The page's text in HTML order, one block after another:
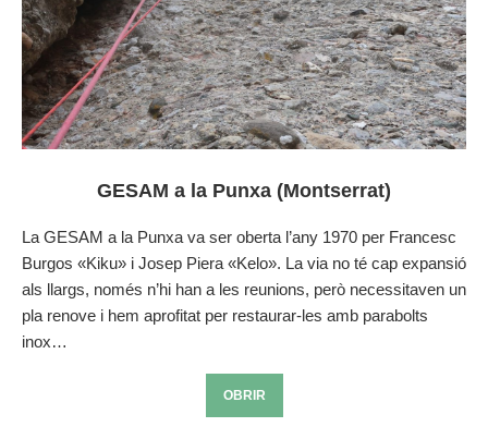
GESAM a la Punxa (Montserrat)
La GESAM a la Punxa va ser oberta l’any 1970 per Francesc
Burgos «Kiku» i Josep Piera «Kelo». La via no té cap expansió
als llargs, només n’hi han a les reunions, però necessitaven un
pla renove i hem aprofitat per restaurar-les amb parabolts
inox…
OBRIR